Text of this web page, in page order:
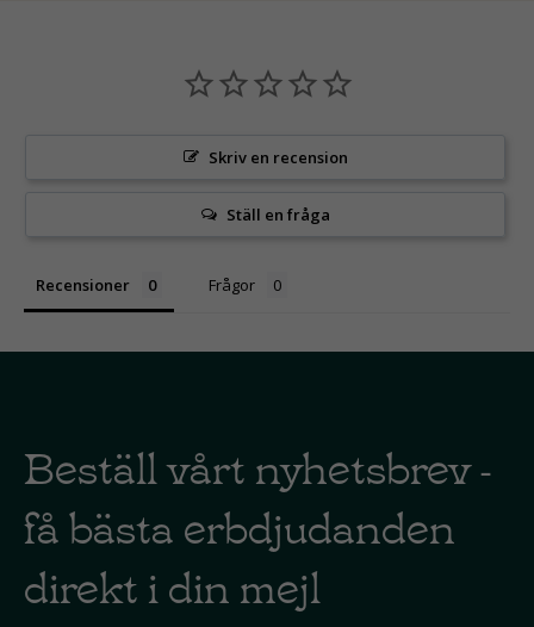
Skriv en recension
Ställ en fråga
Recensioner Frågor
Beställ vårt nyhetsbrev -
få bästa erbdjudanden
direkt i din mejl